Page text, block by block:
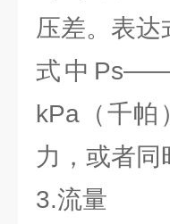
压差。表
式中
kPa（千帕
力，或者同
3.流量